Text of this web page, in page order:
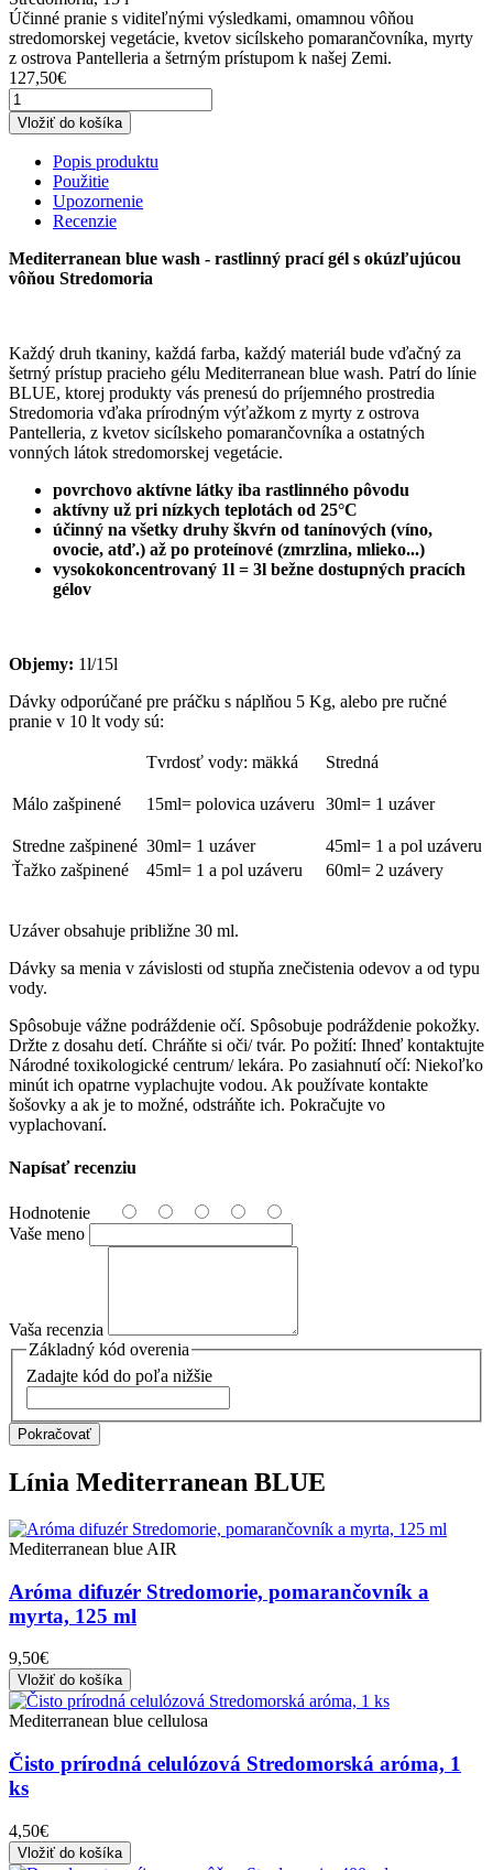
Účinné pranie s viditeľnými výsledkami, omamnou vôňou
stredomorskej vegetácie, kvetov sicílskeho pomarančovníka, myrty
z ostrova Pantelleria a šetrným prístupom k našej Zemi.
127,50€
Vložiť do košíka
Popis produktu
Použitie
Upozornenie
Recenzie
Mediterranean blue wash - rastlinný prací gél s okúzľujúcou
vôňou Stredomoria
Každý druh tkaniny, každá farba, každý materiál bude vďačný za
šetrný prístup pracieho gélu Mediterranean blue wash. Patrí do línie
BLUE, ktorej produkty vás prenesú do príjemného prostredia
Stredomoria vďaka prírodným výťažkom z myrty z ostrova
Pantelleria, z kvetov sicílskeho pomarančovníka a ostatných
vonných látok stredomorskej vegetácie.
povrchovo aktívne látky iba rastlinného pôvodu
aktívny už pri nízkych teplotách od 25°C
účinný na všetky druhy škvŕn od tanínových (víno,
ovocie, atď.) až po proteínové (zmrzlina, mlieko...)
vysokokoncentrovaný 1l = 3l bežne dostupných pracích
gélov
Objemy: 1l/15l
Dávky odporúčané pre práčku s náplňou 5 Kg, alebo pre ručné
pranie v 10 lt vody sú:
Tvrdosť vody: mäkká Stredná
Málo zašpinené 15ml= polovica uzáveru 30ml= 1 uzáver
Stredne zašpinené 30ml= 1 uzáver
45ml= 1 a pol uzáveru
Ťažko zašpinené
45ml= 1 a pol uzáveru 60ml= 2 uzávery
Uzáver obsahuje približne 30 ml.
Dávky sa menia v závislosti od stupňa znečistenia odevov a od typu
vody.
Spôsobuje vážne podráždenie očí. Spôsobuje podráždenie pokožky.
Držte z dosahu detí. Chráňte si oči/ tvár. Po požití: Ihneď kontaktujte
Národné toxikologické centrum/ lekára. Po zasiahnutí očí: Niekoľko
minút ich opatrne vyplachujte vodou. Ak používate kontakte
šošovky a ak je to možné, odstráňte ich. Pokračujte vo
vyplachovaní.
Napísať recenziu
Hodnotenie
Vaše meno
Vaša recenzia
Základný kód overenia
Zadajte kód do poľa nižšie
Pokračovať
Línia Mediterranean BLUE
Mediterranean blue AIR
Aróma difuzér Stredomorie, pomarančovník a
myrta, 125 ml
9,50€
Vložiť do košíka
Mediterranean blue cellulosa
Čisto prírodná celulózová Stredomorská aróma, 1
ks
4,50€
Vložiť do košíka